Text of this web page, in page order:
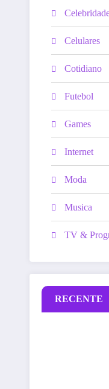
Celulares
Cotidiano
Futebol
Games
Internet
Moda
Musica
TV &
RECENTE